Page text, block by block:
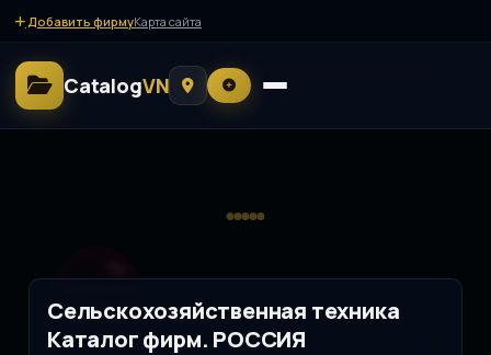
Добавить фирмуКарта сайта
CatalogVN
Сельскохозяйственная техника
Каталог фирм. РОССИЯ